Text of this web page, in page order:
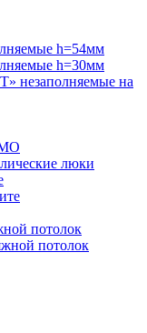
h=54мм
h=30мм
на
люки
потолок
потолок